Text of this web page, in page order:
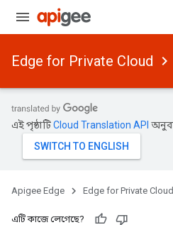
Edge for Private Cloud
এই পৃষ্ঠাটিCloud Translation API
Apigee Edge Edge for Private Cloud
এটি কাজে লেগেছে?